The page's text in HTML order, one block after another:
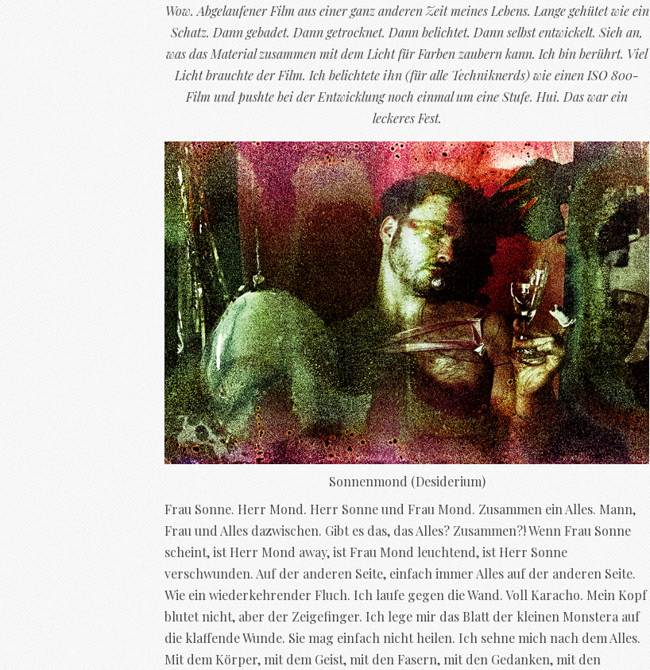
Wow. Abgelaufener Film aus einer ganz anderen Zeit meines Lebens. Lange gehütet wie ein
Schatz. Dann gebadet. Dann getrocknet. Dann belichtet. Dann selbst entwickelt. Sieh an,
was das Material zusammen mit dem Licht für Farben zaubern kann. Ich bin berührt. Viel
Licht brauchte der Film. Ich belichtete ihn (für alle Techniknerds) wie einen ISO 800-
Film und pushte bei der Entwicklung noch einmal um eine Stufe. Hui. Das war ein
leckeres Fest.
Sonnenmond (Desiderium)
Frau Sonne. Herr Mond. Herr Sonne und Frau Mond. Zusammen ein Alles. Mann,
Frau und Alles dazwischen. Gibt es das, das Alles? Zusammen?! Wenn Frau Sonne
scheint, ist Herr Mond away, ist Frau Mond leuchtend, ist Herr Sonne
verschwunden. Auf der anderen Seite, einfach immer Alles auf der anderen Seite.
Wie ein wiederkehrender Fluch. Ich laufe gegen die Wand. Voll Karacho. Mein Kopf
blutet nicht, aber der Zeigefinger. Ich lege mir das Blatt der kleinen Monstera auf
die klaffende Wunde. Sie mag einfach nicht heilen. Ich sehne mich nach dem Alles.
Mit dem Körper, mit dem Geist, mit den Fasern, mit den Gedanken, mit den